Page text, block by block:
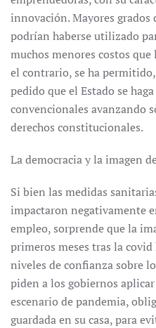
innovación. Mayores
podrían haberse utilizado
muchos menores costos
el contrario, se ha permitido,
pedido que el Estado se
convencionales avanzando
derechos constitucionales.
La democracia y la imagen
Si bien las medidas
impactaron negativamente
empleo, sorprende que la
primeros meses tras la
niveles de confianza sobre
piden a los gobiernos
escenario de pandemia,
guardada en su casa, para